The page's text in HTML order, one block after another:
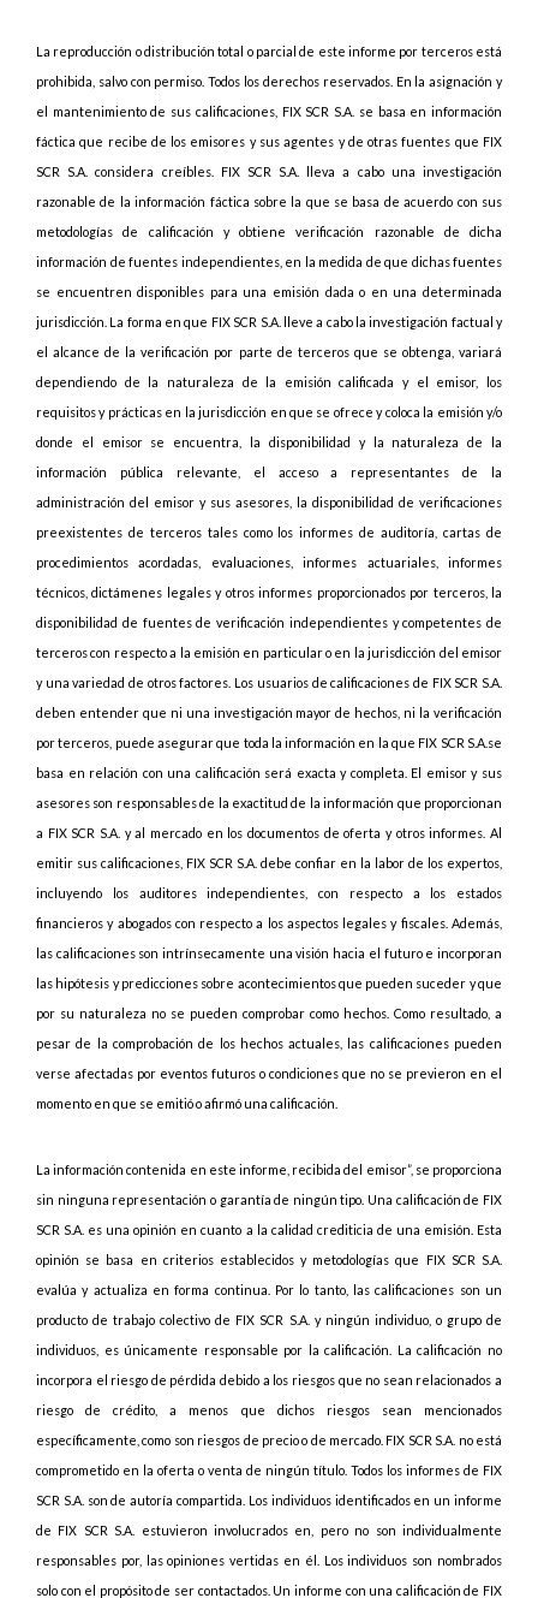
La reproducción o distribución total o parcial de este informe por terceros está
prohibida, salvo con permiso. Todos los derechos reservados. En la asignación y
el mantenimiento de sus calificaciones, FIX SCR S.A. se basa en información
fáctica que recibe de los emisores y sus agentes y de otras fuentes que FIX
SCR S.A. considera creíbles. FIX SCR S.A. lleva a cabo una investigación
razonable de la información fáctica sobre la que se basa de acuerdo con sus
metodologías de calificación y obtiene verificación razonable de dicha
información de fuentes independientes, en la medida de que dichas fuentes
se encuentren disponibles para una emisión dada o en una determinada
jurisdicción. La forma en que FIX SCR S.A. lleve a cabo la investigación factual y
el alcance de la verificación por parte de terceros que se obtenga, variará
dependiendo de la naturaleza de la emisión calificada y el emisor, los
requisitos y prácticas en la jurisdicción en que se ofrece y coloca la emisión y/o
donde el emisor se encuentra, la disponibilidad y la naturaleza de la
información pública relevante, el acceso a representantes de la
administración del emisor y sus asesores, la disponibilidad de verificaciones
preexistentes de terceros tales como los informes de auditoría, cartas de
procedimientos acordadas, evaluaciones, informes actuariales, informes
técnicos, dictámenes legales y otros informes proporcionados por terceros, la
disponibilidad de fuentes de verificación independientes y competentes de
terceros con respecto a la emisión en particular o en la jurisdicción del emisor
y una variedad de otros factores. Los usuarios de calificaciones de FIX SCR S.A.
deben entender que ni una investigación mayor de hechos, ni la verificación
por terceros, puede asegurar que toda la información en la que FIX SCR S.A.se
basa en relación con una calificación será exacta y completa. El emisor y sus
asesores son responsables de la exactitud de la información que proporcionan
a FIX SCR S.A. y al mercado en los documentos de oferta y otros informes. Al
emitir sus calificaciones, FIX SCR S.A. debe confiar en la labor de los expertos,
incluyendo los auditores independientes, con respecto a los estados
financieros y abogados con respecto a los aspectos legales y fiscales. Además,
las calificaciones son intrínsecamente una visión hacia el futuro e incorporan
las hipótesis y predicciones sobre acontecimientos que pueden suceder y que
por su naturaleza no se pueden comprobar como hechos. Como resultado, a
pesar de la comprobación de los hechos actuales, las calificaciones pueden
verse afectadas por eventos futuros o condiciones que no se previeron en el
momento en que se emitió o afirmó una calificación.
La información contenida en este informe, recibida del emisor”, se proporciona
sin ninguna representación o garantía de ningún tipo. Una calificación de FIX
SCR S.A. es una opinión en cuanto a la calidad crediticia de una emisión. Esta
opinión se basa en criterios establecidos y metodologías que FIX SCR S.A.
evalúa y actualiza en forma continua. Por lo tanto, las calificaciones son un
producto de trabajo colectivo de FIX SCR S.A. y ningún individuo, o grupo de
individuos, es únicamente responsable por la calificación. La calificación no
incorpora el riesgo de pérdida debido a los riesgos que no sean relacionados a
riesgo de crédito, a menos que dichos riesgos sean mencionados
específicamente, como son riesgos de precio o de mercado. FIX SCR S.A. no está
comprometido en la oferta o venta de ningún título. Todos los informes de FIX
SCR S.A. son de autoría compartida. Los individuos identificados en un informe
de FIX SCR S.A. estuvieron involucrados en, pero no son individualmente
responsables por, las opiniones vertidas en él. Los individuos son nombrados
solo con el propósito de ser contactados. Un informe con una calificación de FIX